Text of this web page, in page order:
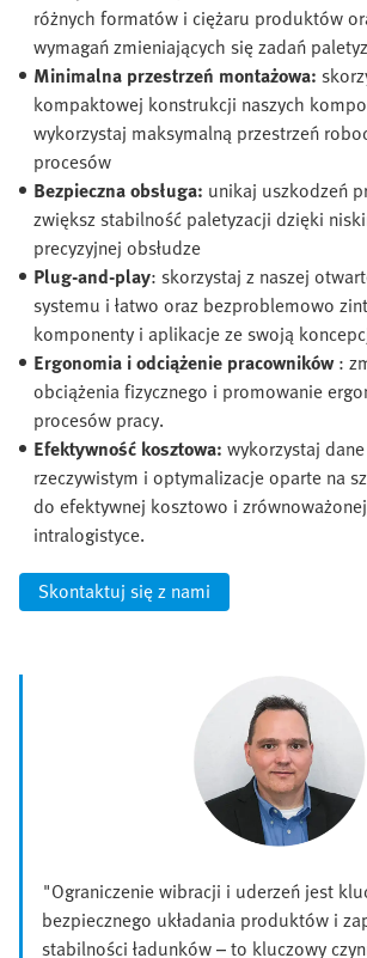
różnych formatów i ciężaru produktów
wymagań zmieniających się zadań
Minimalna przestrzeń montażowa:
kompaktowej konstrukcji naszych
wykorzystaj maksymalną przestrzeń
procesów
Bezpieczna obsługa: unikaj uszkodzeń
zwiększ stabilność paletyzacji dzięki
precyzyjnej obsłudze
Plug-and-play: skorzystaj z naszej
systemu i łatwo oraz bezproblemowo
komponenty i aplikacje ze swoją
Ergonomia i odciążenie pracowników:
obciążenia fizycznego i promowanie
procesów pracy.
Efektywność kosztowa: wykorzystaj
rzeczywistym i optymalizacje oparte na
do efektywnej kosztowo i
intralogistyce.
Skontaktuj się z nami
"Ograniczenie wibracji i uderzeń jest
bezpiecznego układania produktów i
stabilności ładunków – to kluczowy